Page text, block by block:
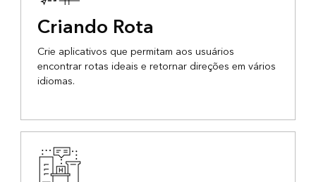
Criando Rota
Crie aplicativos que permitam aos usuários
encontrar rotas ideais e retornar direções em vários
idiomas.